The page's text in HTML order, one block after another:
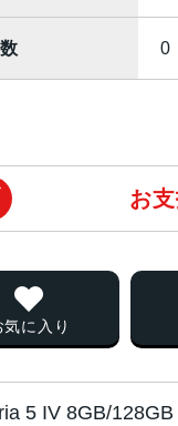
0
お
気に入り
5 IV 8GB/